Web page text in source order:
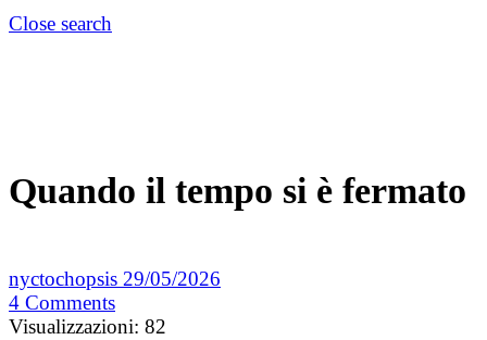
Close search
Quando il tempo si è fermato
nyctochopsis 29/05/2026
4 Comments
Visualizzazioni: 82